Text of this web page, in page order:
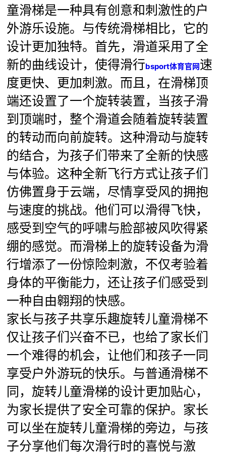
童滑梯是一种具有创意和刺激性的户
外游乐设施。与传统滑梯相比，它的
设计更加独特。首先，滑道采用了全
新的曲线设计，使得滑行bsport体育官网速
度更快、更加刺激。而且，在滑梯顶
端还设置了一个旋转装置，当孩子滑
到顶端时，整个滑道会随着旋转装置
的转动而向前旋转。这种滑动与旋转
的结合，为孩子们带来了全新的快感
与体验。这种全新飞行方式让孩子们
仿佛置身于云端，尽情享受风的拥抱
与速度的挑战。他们可以滑得飞快，
感受到空气的呼啸与脸部被风吹得紧
绷的感觉。而滑梯上的旋转设备为滑
行增添了一份惊险刺激，不仅考验着
身体的平衡能力，还让孩子们感受到
一种自由翱翔的快感。
家长与孩子共享乐趣旋转儿童滑梯不
仅让孩子们兴奋不已，也给了家长们
一个难得的机会，让他们和孩子一同
享受户外游玩的快乐。与普通滑梯不
同，旋转儿童滑梯的设计更加贴心，
为家长提供了安全可靠的保护。家长
可以坐在旋转儿童滑梯的旁边，与孩
子分享他们每次滑行时的喜悦与激